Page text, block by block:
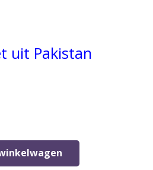
uit Pakistan